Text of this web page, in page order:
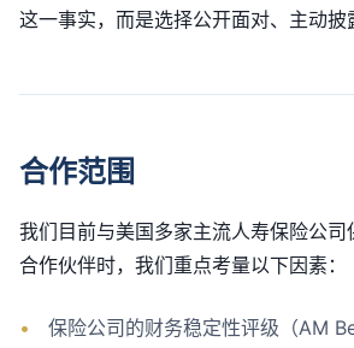
这一事实，而是选择公开面对、主动披
合作范围
我们目前与美国多家主流人寿保险公
合作伙伴时，我们重点考量以下因素：
•
保险公司的财务稳定性评级（AM